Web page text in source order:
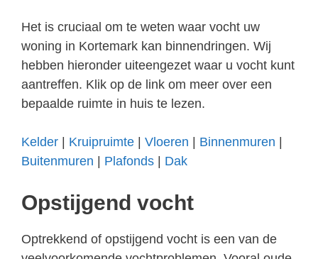
Het is cruciaal om te weten waar vocht uw
woning in Kortemark kan binnendringen. Wij
hebben hieronder uiteengezet waar u vocht kunt
aantreffen. Klik op de link om meer over een
bepaalde ruimte in huis te lezen.
Kelder Kruipruimte Vloeren Binnenmuren
Buitenmuren
Plafonds Dak
Opstijgend vocht
Optrekkend of opstijgend vocht is een van de